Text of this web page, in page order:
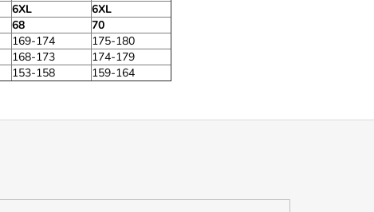
6XL
6XL
68
70
169-174
175-180
168-173
174-179
153-158 159-164